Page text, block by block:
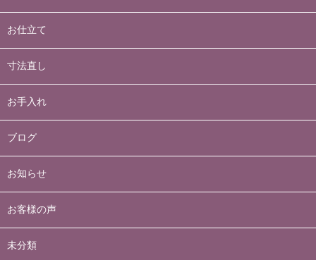
お仕立て
寸法直し
お手入れ
ブログ
お知らせ
お客様の声
未分類